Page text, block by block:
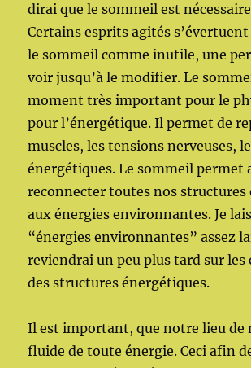
dirai que le sommeil est
Certains esprits agités
le sommeil comme inutile, une
voir jusqu’à le modifier. Le
moment très important pour le
pour l’énergétique. Il permet de
muscles, les tensions nerveuses,
énergétiques. Le sommeil permet
reconnecter toutes nos structures
aux énergies environnantes. Je
“énergies environnantes” assez
reviendrai un peu plus tard sur
des structures énergétiques.
Il est important, que notre lieu de
fluide de toute énergie. Ceci afin